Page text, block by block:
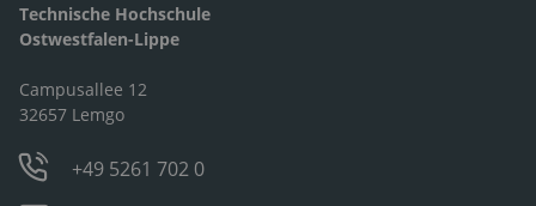
Technische Hochschule
Ostwestfalen-Lippe
Campusallee 12
32657 Lemgo
+49 5261 702 0